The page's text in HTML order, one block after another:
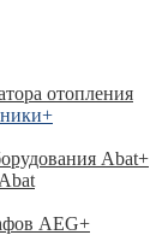
отопления
+
Abat+
AEG+